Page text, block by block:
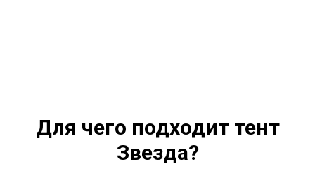
Для чего подходит тент
Звезда?